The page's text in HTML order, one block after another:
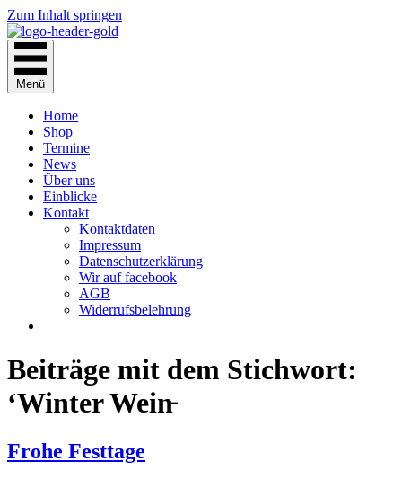
Zum Inhalt springen
Menü
Home
Shop
Termine
News
Über uns
Einblicke
Kontakt
Kontaktdaten
Impressum
Datenschutzerklärung
Wir auf facebook
AGB
Widerrufsbelehrung
Beiträge mit dem Stichwort:
‘Winter Wein̵
Frohe Festtage